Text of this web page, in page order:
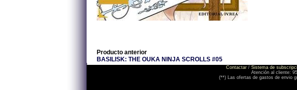
Producto anterior
BASILISK: THE OUKA NINJA SCROLLS #05
Contactar / Sistema de
Atención al cliente:
(**) Las ofertas de gastos de envio